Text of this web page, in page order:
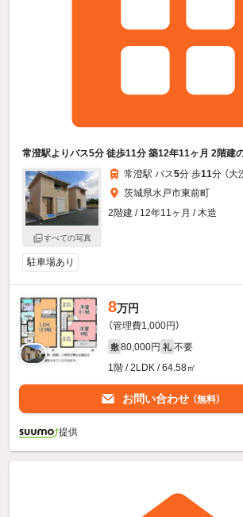
常澄駅よりバス5分 徒歩11分 築12年11ヶ月 2階建
すべての写真
常澄駅 バス5分 歩11分 （大
茨城県水戸市東前町
2階建 / 12年11ヶ月 / 木造
駐車場あり
8万円
（管理費1,000円）
敷 80,000円 礼 不要
1階 / 2LDK / 64.58㎡
お問い合わせ （無料）
提供